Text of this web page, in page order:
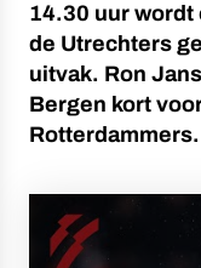
14.30 uur wordt
de Utrechters
uitvak. Ron
Bergen kort
Rotterdammers.